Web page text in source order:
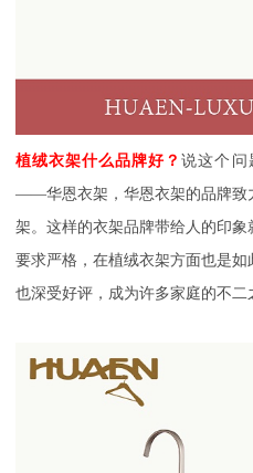
植绒衣架什么品牌好 ？说这个问
——华恩衣架，华恩衣架的品牌致
架。这样的衣架品牌带给人的印
要求严格，在植绒衣架方面也是
也深受好评，成为许多家庭的不二